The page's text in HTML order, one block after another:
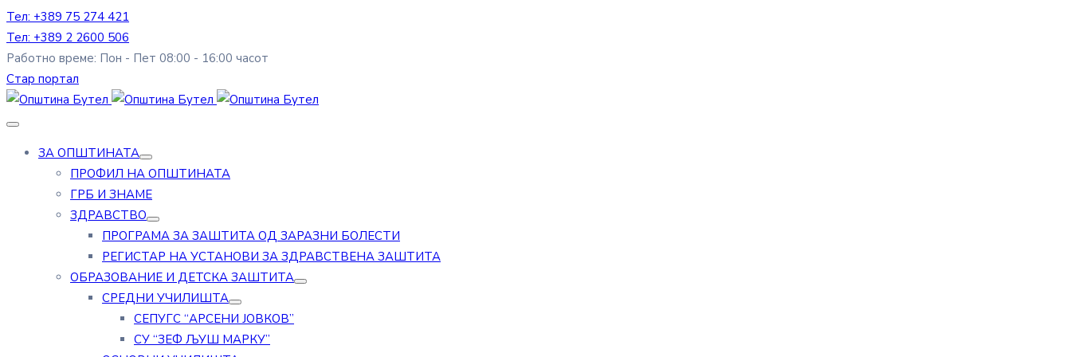
Тел: +389 75 274 421
Тел: +389 2 2600 506
Работно време: Пон - Пет 08:00 - 16:00 часот
Стар портал
ЗА ОПШТИНАТА
ПРОФИЛ НА ОПШТИНАТА
ГРБ И ЗНАМЕ
ЗДРАВСТВО
ПРОГРАМА ЗА ЗАШТИТА ОД ЗАРАЗНИ БОЛЕСТИ
РЕГИСТАР НА УСТАНОВИ ЗА ЗДРАВСТВЕНА ЗАШТИТА
ОБРАЗОВАНИЕ И ДЕТСКА ЗАШТИТА
СРЕДНИ УЧИЛИШТА
СЕПУГС “АРСЕНИ ЈОВКОВ”
СУ “ЗЕФ ЉУШ МАРКУ”